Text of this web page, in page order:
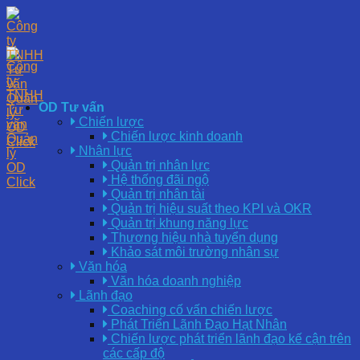
OD Tư vấn
Chiến lược
Chiến lược kinh doanh
Nhân lực
Quản trị nhân lực
Hệ thống đãi ngộ
Quản trị nhân tài
Quản trị hiệu suất theo KPI và OKR
Quản trị khung năng lực
Thương hiệu nhà tuyển dụng
Khảo sát môi trường nhân sự
Văn hóa
Văn hóa doanh nghiệp
Lãnh đạo
Coaching cố vấn chiến lược
Phát Triển Lãnh Đạo Hạt Nhân
Chiến lược phát triển lãnh đạo kế cận trên
các cấp độ